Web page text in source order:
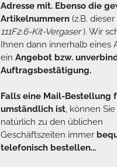
Adresse mit. Ebenso die
Artikelnummern (z.B.
111F2.6-Kit-Vergaser). Wir
Ihnen dann innerhalb eines
ein Angebot bzw.
Auftragsbestätigung.
Falls eine Mail-Bestellung
umständlich ist, können
natürlich zu den üblichen
Geschäftszeiten immer
telefonisch bestellen...